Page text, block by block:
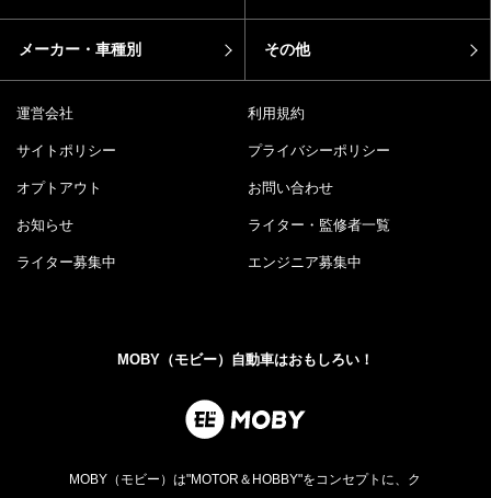
メーカー・車種別 その他
運営会社 利用規約
サイトポリシー プライバシーポリシー
オプトアウト お問い合わせ
お知らせ ライター・監修者一覧
ライター募集中 エンジニア募集中
MOBY（モビー）自動車はおもしろい！
MOBY（モビー）は"MOTOR＆HOBBY"をコンセプトに、ク